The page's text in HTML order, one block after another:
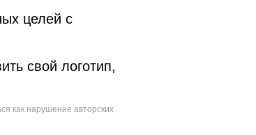
целей с
свой логотип,
как нарушение авторских